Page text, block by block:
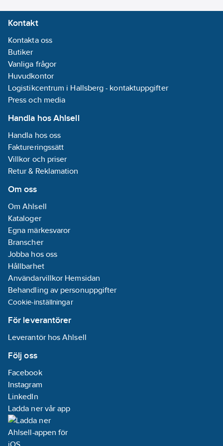
Kontakt
Kontakta oss
Butiker
Vanliga frågor
Huvudkontor
Logistikcentrum i Hallsberg - kontaktuppgifter
Press och media
Handla hos Ahlsell
Handla hos oss
Faktureringssätt
Villkor och priser
Retur & Reklamation
Om oss
Om Ahlsell
Kataloger
Egna märkesvaror
Branscher
Jobba hos oss
Hållbarhet
Användarvillkor Hemsidan
Behandling av personuppgifter
Cookie-inställningar
För leverantörer
Leverantör hos Ahlsell
Följ oss
Facebook
Instagram
LinkedIn
Ladda ner vår app